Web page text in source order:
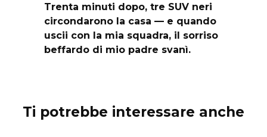
Trenta minuti dopo, tre SUV neri
circondarono la casa — e quando
uscii con la mia squadra, il sorriso
beffardo di mio padre svanì.
Ti potrebbe interessare anche